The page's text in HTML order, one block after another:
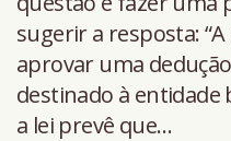
sugerir a resposta:
aprovar uma
destinado à entidade
a lei prevê que…